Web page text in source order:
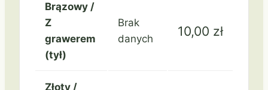
Brązowy /
Z
grawerem
(tył)
Brak
danych
10,00 zł
Złoty /